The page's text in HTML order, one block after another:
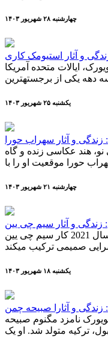
چهارشنبه ۲۸ شهريور ۱۴۰۳
نیویورک، ایالات متحده آمریکا
يکشنبه ۲۵ شهريور ۱۴۰۳
نو، هند عکاسی زنده و گاه
چهارشنبه ۲۱ شهريور ۱۴۰۳
متولد 1978 در سنگاپور، ساکن برلین از سال 2021 کار سیم چی یین
يکشنبه ۱۸ شهريور ۱۴۰۳
و نیویورک نامزد مگنوم صبیحه